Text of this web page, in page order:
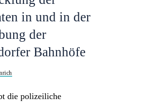
in und in der
der
Bahnhöfe
die polizeiliche